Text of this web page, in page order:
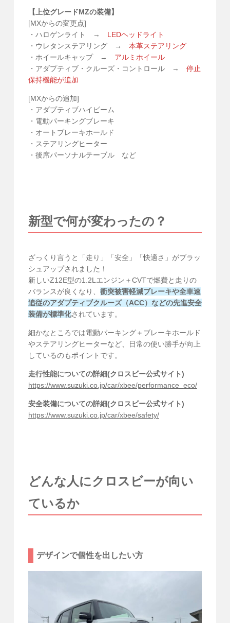
【上位グレードMZの装備】
[MXからの変更点]
・ハロゲンライト → LEDヘッドライト
・ウレタンステアリング → 本革ステアリング
・ホイールキャップ → アルミホイール
・アダプティブ・クルーズ・コントロール → 停止
保持機能が追加
[MXからの追加]
・アダプティブハイビーム
・電動パーキングブレーキ
・オートブレーキホールド
・ステアリングヒーター
・後席パーソナルテーブル など
新型で何が変わったの？
ざっくり言うと「走り」「安全」「快適さ」がブラッ
シュアップされました！
新しいZ12E型の1.2Lエンジン＋CVTで燃費と走りの
バランスが良くなり、 衝突被害軽減ブレーキや全車速
追従のアダプティブクルーズ（ACC）などの先進安全
装備が標準化されています。
細かなところでは電動パーキング＋ブレーキホールド
やステアリングヒーターなど、日常の使い勝手が向上
しているのもポイントです。
走行性能についての詳細(クロスビー公式サイト)
https://www.suzuki.co.jp/car/xbee/performance_eco/
安全装備についての詳細(クロスビー公式サイト)
https://www.suzuki.co.jp/car/xbee/safety/
どんな人にクロスビーが向い
ているか
デザインで個性を出したい方